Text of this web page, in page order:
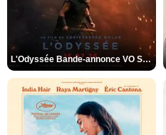
L'Odyssée Bande-annonce VO STFR